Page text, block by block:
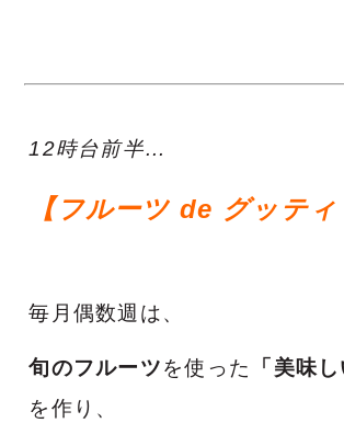
12時台前半…
【フルーツ de グッティ
毎月偶数週は、
旬のフルーツを使った
「美味
を作り、